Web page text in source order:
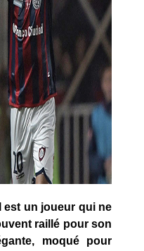
est un joueur qui ne
raillé pour son
moqué pour